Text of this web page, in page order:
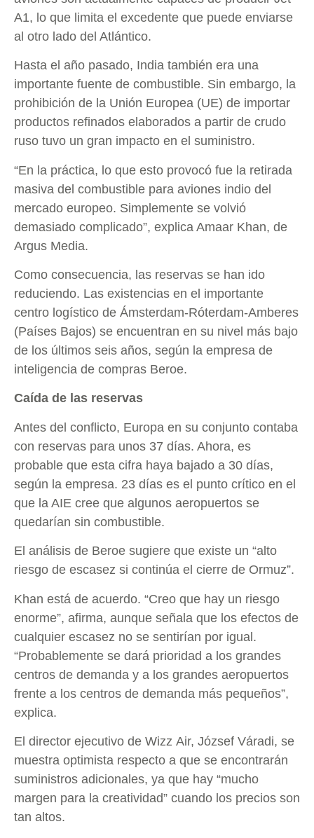
A1, lo que limita el excedente que puede enviarse
al otro lado del Atlántico.
Hasta el año pasado, India también era una
importante fuente de combustible. Sin embargo, la
prohibición de la Unión Europea (UE) de importar
productos refinados elaborados a partir de crudo
ruso tuvo un gran impacto en el suministro.
“En la práctica, lo que esto provocó fue la retirada
masiva del combustible para aviones indio del
mercado europeo. Simplemente se volvió
demasiado complicado”, explica Amaar Khan, de
Argus Media.
Como consecuencia, las reservas se han ido
reduciendo. Las existencias en el importante
centro logístico de Ámsterdam-Róterdam-Amberes
(Países Bajos) se encuentran en su nivel más bajo
de los últimos seis años, según la empresa de
inteligencia de compras Beroe.
Caída de las reservas
Antes del conflicto, Europa en su conjunto contaba
con reservas para unos 37 días. Ahora, es
probable que esta cifra haya bajado a 30 días,
según la empresa. 23 días es el punto crítico en el
que la AIE cree que algunos aeropuertos se
quedarían sin combustible.
El análisis de Beroe sugiere que existe un “alto
riesgo de escasez si continúa el cierre de Ormuz”.
Khan está de acuerdo. “Creo que hay un riesgo
enorme”, afirma, aunque señala que los efectos de
cualquier escasez no se sentirían por igual.
“Probablemente se dará prioridad a los grandes
centros de demanda y a los grandes aeropuertos
frente a los centros de demanda más pequeños”,
explica.
El director ejecutivo de Wizz Air, József Váradi, se
muestra optimista respecto a que se encontrarán
suministros adicionales, ya que hay “mucho
margen para la creatividad” cuando los precios son
tan altos.